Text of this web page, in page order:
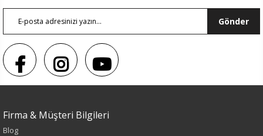
Sezon : YAZLIK
Renk
Gönder
Firma & Müşteri Bilgileri
Blog